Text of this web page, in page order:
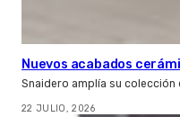
Nuevos acabados
Snaidero amplía su
22 JULIO, 2026